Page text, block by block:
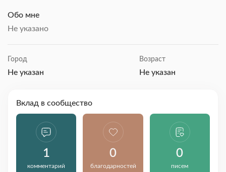
Обо мне
Не указано
Город
Не указан
Возраст
Не указан
Вклад в сообщество
1
комментарий
0
благодарностей
0
писем